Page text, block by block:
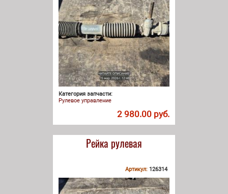
Категория запчасти:
Рулевое управление
2 980.00 руб.
Рейка рулевая
Артикул: 126314